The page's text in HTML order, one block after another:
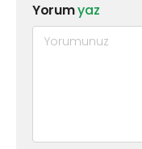
Yorumyaz